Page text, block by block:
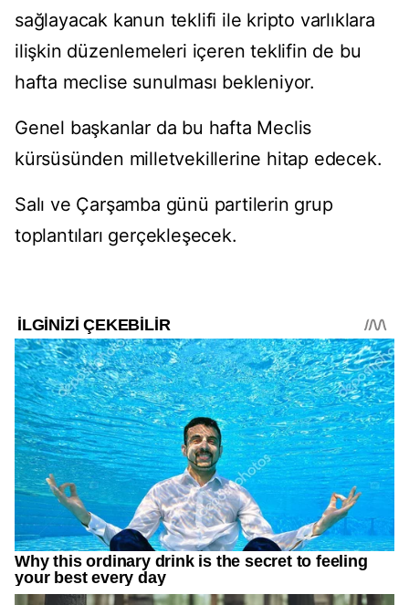
sağlayacak kanun teklifi ile kripto varlıklara
ilişkin düzenlemeleri içeren teklifin de bu
hafta meclise sunulması bekleniyor.
Genel başkanlar da bu hafta Meclis
kürsüsünden milletvekillerine hitap edecek.
Salı ve Çarşamba günü partilerin grup
toplantıları gerçekleşecek.